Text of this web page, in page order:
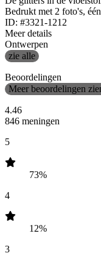
Bedrukt met 2 foto's,
ID: #3321-1212
Meer details
Ontwerpen
zie alle
Beoordelingen
Meer beoordelingen
4.46
846 meningen
5
73%
4
12%
3